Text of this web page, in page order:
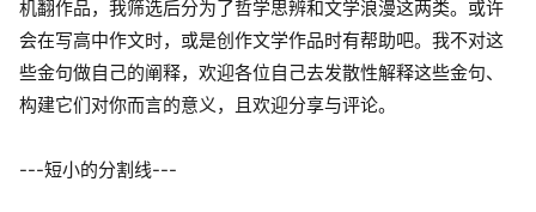
机翻作品，我筛选后分为了哲学思辨和文学浪漫这两类。或许
会在写高中作文时，或是创作文学作品时有帮助吧。我不对这
些金句做自己的阐释，欢迎各位自己去发散性解释这些金句、
构建它们对你而言的意义，且欢迎分享与评论。
---短小的分割线---